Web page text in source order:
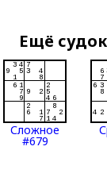
Ещё
Сложное
#679